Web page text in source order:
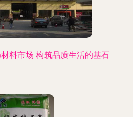
料市场 构筑品质生活的基石